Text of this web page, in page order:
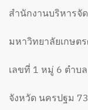
สำนักงานบริหารจั
มหาวิทยาลัยเกษต
เลขที่ 1 หมู่ 6 ตำบ
จังหวัด นครปฐม